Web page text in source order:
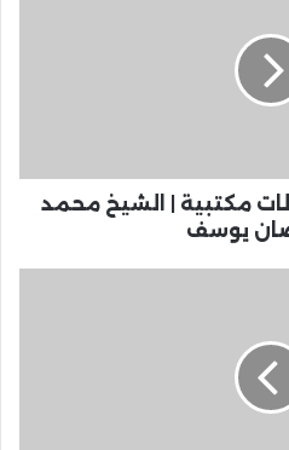
مكتبية | الشيخ محمد
يوسف